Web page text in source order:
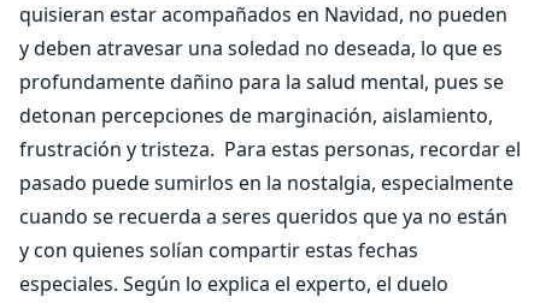
quisieran estar acompañados en Navidad, no pueden
y deben atravesar una soledad no deseada, lo que es
profundamente dañino para la salud mental, pues se
detonan percepciones de marginación, aislamiento,
frustración y tristeza. Para estas personas, recordar el
pasado puede sumirlos en la nostalgia, especialmente
cuando se recuerda a seres queridos que ya no están
y con quienes solían compartir estas fechas
especiales. Según lo explica el experto, el duelo